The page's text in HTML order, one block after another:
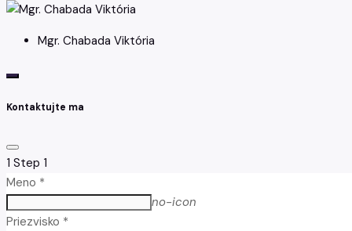
Mgr. Chabada Viktória
Kontaktujte ma
1 Step 1
Meno *
no-icon
Priezvisko *